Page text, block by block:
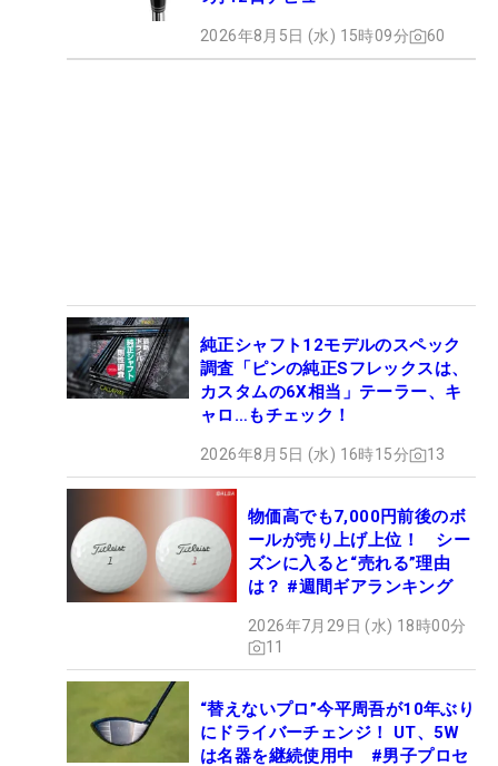
2026年8月5日 (水) 15時09分 60
純正シャフト12モデルのスペック
調査「ピンの純正Sフレックスは、
カスタムの6X相当」テーラー、キ
ャロ…もチェック！
2026年8月5日 (水) 16時15分 13
物価高でも7,000円前後のボ
ールが売り上げ上位！ シー
ズンに入ると“売れる”理由
は？ #週間ギアランキング
2026年7月29日 (水) 18時00分
11
“替えないプロ”今平周吾が10年ぶり
にドライバーチェンジ！ UT、5W
は名器を継続使用中 #男子プロセ